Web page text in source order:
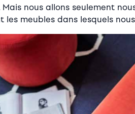
Mais nous allons seulement
les meubles dans lesquels